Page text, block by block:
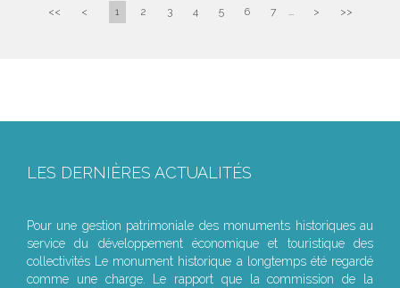
<< < 1 2 3 4 5 6 7 ... > >>
LES DERNIÈRES ACTUALITÉS
Pour une gestion patrimoniale des monuments historiques au
service du développement économique et touristique des
collectivités Le monument historique a longtemps été regardé
comme une charge. Le rapport que la commission de la